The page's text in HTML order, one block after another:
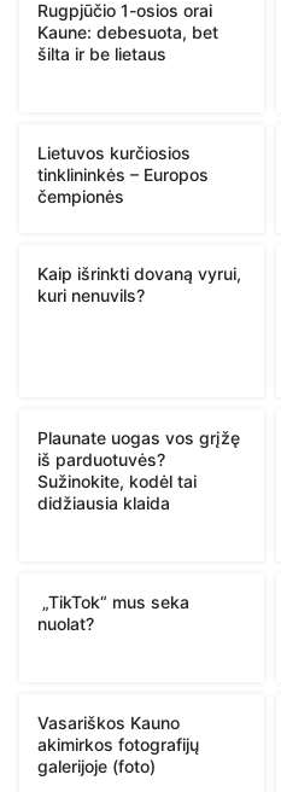
Rugpjūčio 1-osios orai
Kaune: debesuota, bet
šilta ir be lietaus
Lietuvos kurčiosios
tinklininkės – Europos
čempionės
Kaip išrinkti dovaną vyrui,
kuri nenuvils?
Plaunate uogas vos grįžę
iš parduotuvės?
Sužinokite, kodėl tai
didžiausia klaida
„TikTok“ mus seka
nuolat?
Vasariškos Kauno
akimirkos fotografijų
galerijoje (foto)